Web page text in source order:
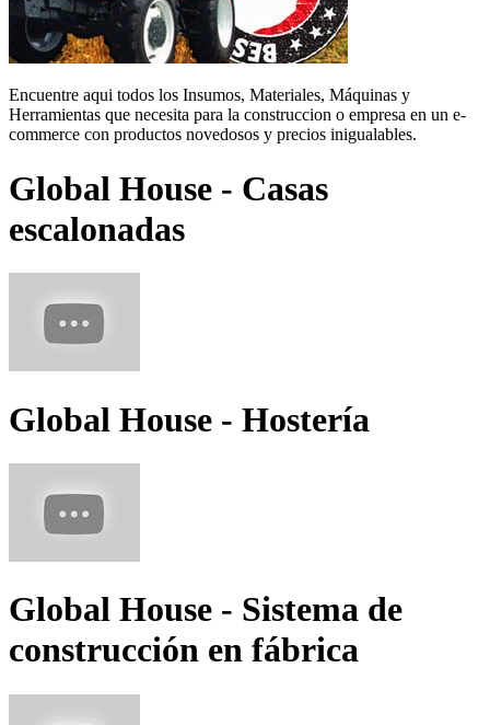
Encuentre aqui todos los Insumos, Materiales, Máquinas y
Herramientas que necesita para la construccion o empresa en un e-
commerce con productos novedosos y precios inigualables.
Global House - Casas
escalonadas
Global House - Hostería
Global House - Sistema de
construcción en fábrica